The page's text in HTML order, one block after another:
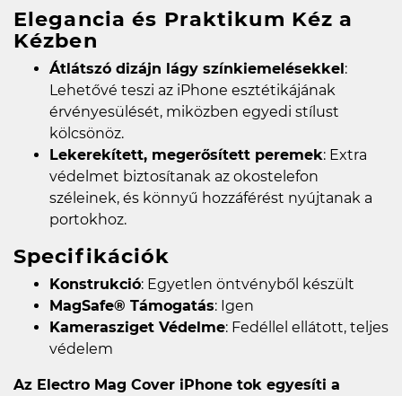
Elegancia és Praktikum Kéz a
Kézben
Átlátszó dizájn lágy színkiemelésekkel:
Lehetővé teszi az iPhone esztétikájának
érvényesülését, miközben egyedi stílust
kölcsönöz.
Lekerekített, megerősített peremek: Extra
védelmet biztosítanak az okostelefon
széleinek, és könnyű hozzáférést nyújtanak a
portokhoz.
Specifikációk
Konstrukció: Egyetlen öntvényből készült
MagSafe® Támogatás: Igen
Kamerasziget Védelme: Fedéllel ellátott, teljes
védelem
Az Electro Mag Cover iPhone tok egyesíti a